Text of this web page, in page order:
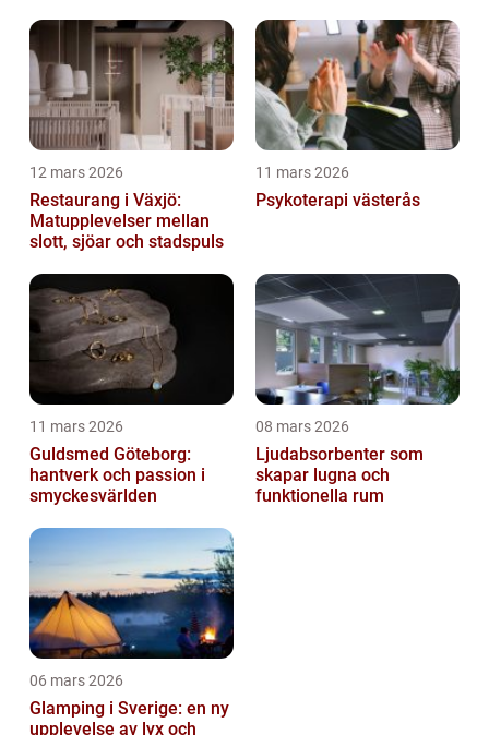
12 mars 2026
Restaurang i Växjö:
Matupplevelser mellan
slott, sjöar och stadspuls
11 mars 2026
Psykoterapi västerås
11 mars 2026
Guldsmed Göteborg:
hantverk och passion i
smyckesvärlden
08 mars 2026
Ljudabsorbenter som
skapar lugna och
funktionella rum
06 mars 2026
Glamping i Sverige: en ny
upplevelse av lyx och